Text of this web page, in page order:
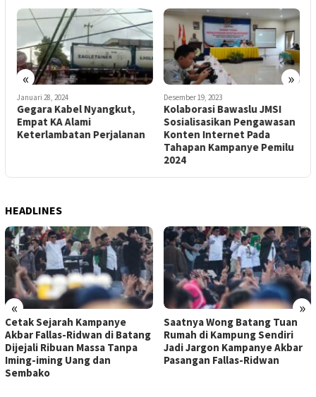
« »
Januari 28, 2024
Gegara Kabel Nyangkut,
Empat KA Alami
Keterlambatan Perjalanan
Desember 19, 2023
Kolaborasi Bawaslu JMSI
Sosialisasikan Pengawasan
Konten Internet Pada
Tahapan Kampanye Pemilu
2024
HEADLINES
« »
Cetak Sejarah Kampanye
Akbar Fallas-Ridwan di Batang
Dijejali Ribuan Massa Tanpa
Iming-iming Uang dan
Sembako
Saatnya Wong Batang Tuan
Rumah di Kampung Sendiri
Jadi Jargon Kampanye Akbar
Pasangan Fallas-Ridwan